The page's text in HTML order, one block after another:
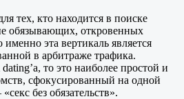
тех, кто находится в поиске
обязывающих, откровенных
эта вертикаль является
в арбитраже трафика.
dating’а, то это наиболее простой и
сфокусированный на одной
без обязательств».